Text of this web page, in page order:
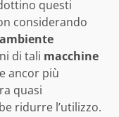
questi
considerando
di tali macchine
ancor più
quasi
ridurre l’utilizzo.